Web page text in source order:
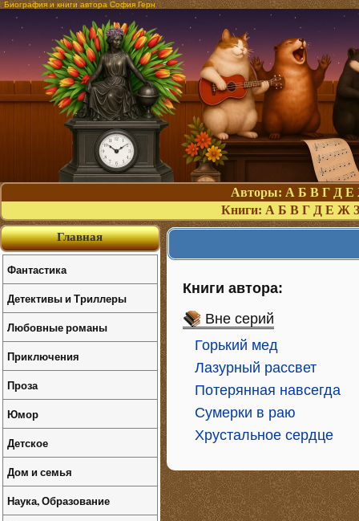
Биография и книги автора София Герн
Авторы: А Б В Г Д Е
Книги: А Б В Г Д Е Ж З
Книги автора:
Вне серий
Горький мед
Лазурный рассвет
Потерянная навсегда
Сумерки в раю
Хрустальное сердце
Главная
Фантастика
Детективы и Триллеры
Любовные романы
Приключения
Проза
Юмор
Детское
Дом и семья
Наука, Образование